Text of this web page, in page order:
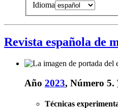
Idioma
Revista española de
Año 2023, Número 5.
Técnicas